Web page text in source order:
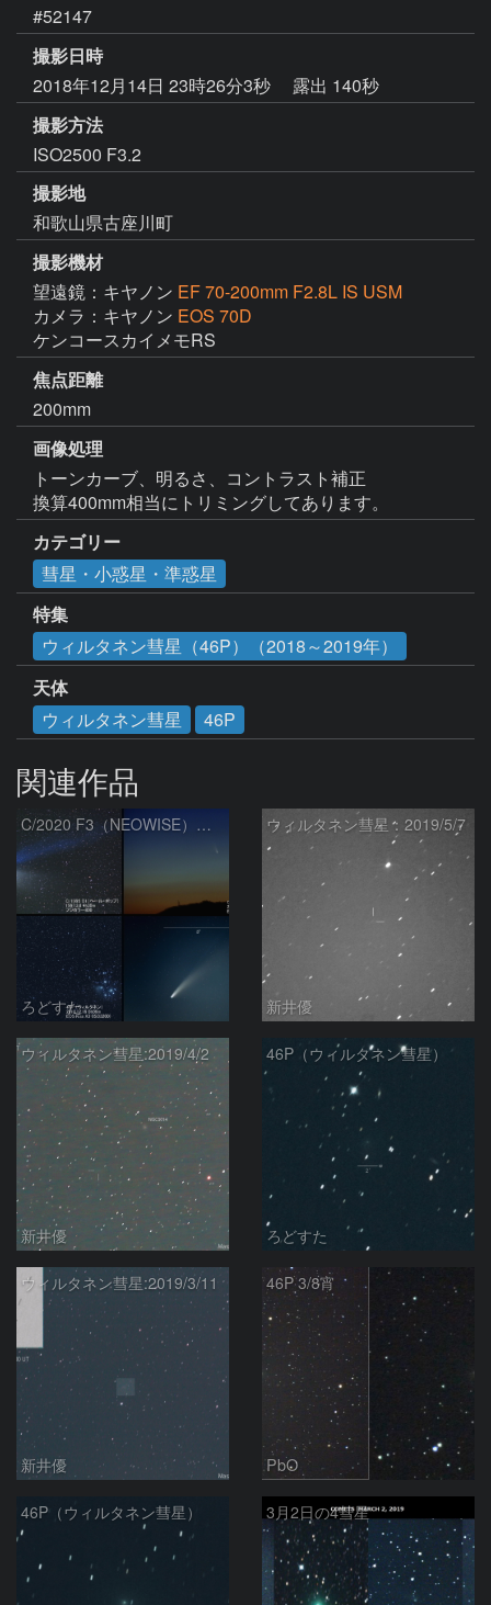
#52147
撮影日時
2018年12月14日 23時26分3秒
露出 140秒
撮影方法
ISO2500 F3.2
撮影地
和歌山県古座川町
撮影機材
望遠鏡：キヤノン EF 70-200mm F2.8L IS USM
カメラ：キヤノン EOS 70D
ケンコースカイメモRS
焦点距離
200mm
画像処理
トーンカーブ、明るさ、コントラスト補正
換算400mm相当にトリミングしてあります。
カテゴリー
彗星・小惑星・準惑星
特集
ウィルタネン彗星（46P）（2018～2019年）
天体
ウィルタネン彗星
46P
関連作品
C/2020 F3（NEOWISE）の大きさを比較（180mmレンズ）
ろどすた
ウィルタネン彗星：2019/5/7
新井優
ウィルタネン彗星:2019/4/2
新井優
46P（ウィルタネン彗星）
ろどすた
ウィルタネン彗星:2019/3/11
新井優
46P 3/8宵
PbO
46P（ウィルタネン彗星） 3月2日の4彗星